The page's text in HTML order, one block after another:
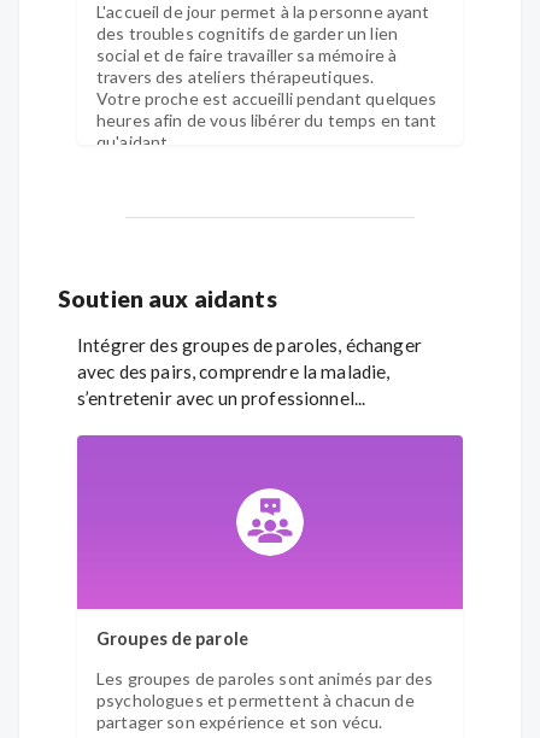
L'accueil de jour permet à la personne ayant
des troubles cognitifs de garder un lien
social et de faire travailler sa mémoire à
travers des ateliers thérapeutiques.
Votre proche est accueilli pendant quelques
heures afin de vous libérer du temps en tant
qu'aidant.
Soutien aux aidants
Intégrer des groupes de paroles, échanger
avec des pairs, comprendre la maladie,
s’entretenir avec un professionnel...
Groupes de parole
Les groupes de paroles sont animés par des
psychologues et permettent à chacun de
partager son expérience et son vécu.